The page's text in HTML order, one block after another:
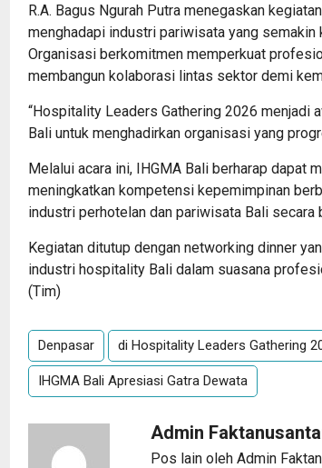
R.A. Bagus Ngurah Putra menegaskan
menghadapi industri pariwisata yang
Organisasi berkomitmen memperkuat
membangun kolaborasi lintas sektor demi
“Hospitality Leaders Gathering 2026 menjadi
Bali untuk menghadirkan organisasi yang
Melalui acara ini, IHGMA Bali berharap dapat
meningkatkan kompetensi kepemimpinan
industri perhotelan dan pariwisata Bali secara
Kegiatan ditutup dengan networking dinner
industri hospitality Bali dalam suasana
(Tim)
Denpasar di Hospitality Leaders Gathering
IHGMA Bali Apresiasi Gatra Dewata
Admin
Pos lain oleh Admin